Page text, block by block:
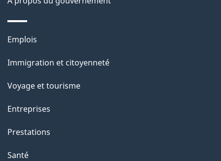
e
l
a
p
a
g
e
Thèmes
sujets
Emplois
Immigration et citoyenneté
Voyage et tourisme
Entreprises
Prestations
Santé